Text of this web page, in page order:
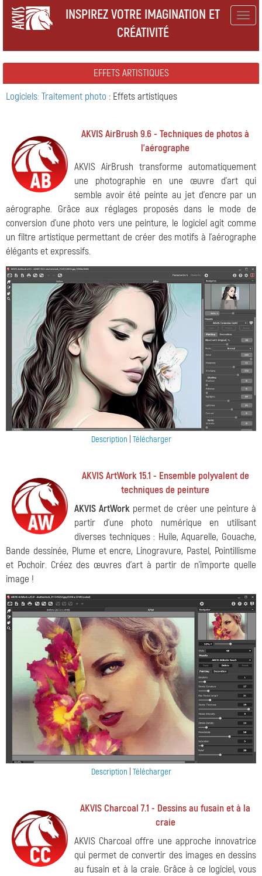
INSPIREZ VOTRE IMAGINATION ET
CRÉATIVITÉ
EFFETS ARTISTIQUES
Logiciels: Traitement photo : Effets artistiques
AKVIS AirBrush 9.6 - Techniques de photos à
l'aérographe
AKVIS AirBrush transforme automatiquement
une photographie en une œuvre d'art qui
semble avoir été peinte au jet d'encre par un
aérographe. Grâce aux réglages proposés dans le mode de
conversion d'une photo vers une peinture, le logiciel agit comme
un filtre artistique permettant de créer des motifs à l'aérographe
élégants et expressifs.
Description Télécharger
AKVIS ArtWork 15.1 - Ensemble polyvalent de
techniques de peinture
AKVIS ArtWork permet de créer une peinture à
partir d'une photo numérique en utilisant
diverses techniques : Huile, Aquarelle, Gouache,
Bande dessinée, Plume et encre, Linogravure, Pastel, Pointillisme
et Pochoir. Créez des œuvres d'art à partir de n'importe quelle
image !
Description Télécharger
AKVIS Charcoal 7.1 - Dessins au fusain et à la
craie
AKVIS Charcoal offre une approche innovatrice
qui permet de convertir des images en dessins
au fusain et à la craie. Grâce à ce logiciel, vous